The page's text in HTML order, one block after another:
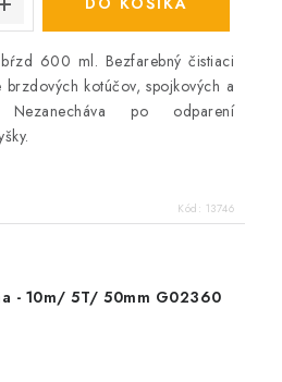
600 ml. Bezfarebný čistiaci
kotúčov, spojkových a
Nezanecháva po odparení
Kód: 13746
- 10m/ 5T/ 50mm G02360